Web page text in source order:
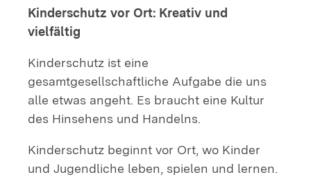
Kinderschutz vor Ort: Kreativ und
vielfältig
Kinderschutz ist eine
gesamtgesellschaftliche Aufgabe die uns
alle etwas angeht. Es braucht eine Kultur
des Hinsehens und Handelns.
Kinderschutz beginnt vor Ort, wo Kinder
und Jugendliche leben, spielen und lernen.